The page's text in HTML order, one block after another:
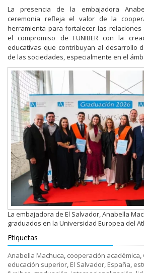
La presencia de la embajadora
ceremonia refleja el valor de la
herramienta para fortalecer las
el compromiso de FUNIBER con la
educativas que contribuyan al desarrollo
de las sociedades, especialmente en el
La embajadora de El Salvador, Anabella
graduados en la Universidad Europea del
Etiquetas
Anabella Machuca, cooperación académica,
educación superior, El Salvador, España,